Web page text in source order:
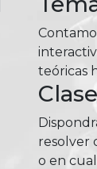
teóricas
resolver
o en